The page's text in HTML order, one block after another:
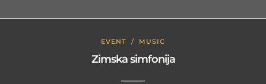
EVENT / MUSIC
Zimska simfonija